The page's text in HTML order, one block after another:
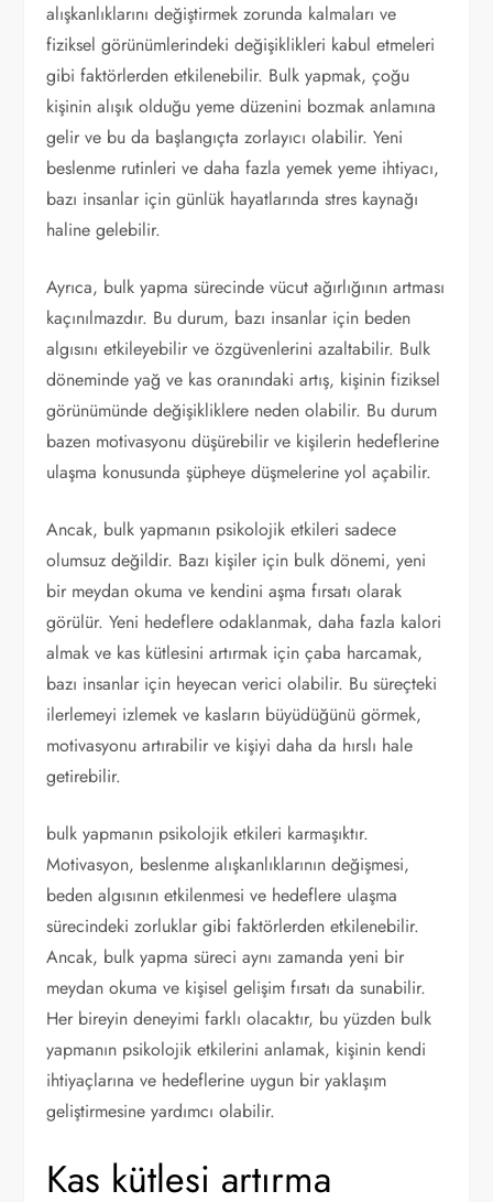
alışkanlıklarını değiştirmek zorunda kalmaları ve
fiziksel görünümlerindeki değişiklikleri kabul etmeleri
gibi faktörlerden etkilenebilir. Bulk yapmak, çoğu
kişinin alışık olduğu yeme düzenini bozmak anlamına
gelir ve bu da başlangıçta zorlayıcı olabilir. Yeni
beslenme rutinleri ve daha fazla yemek yeme ihtiyacı,
bazı insanlar için günlük hayatlarında stres kaynağı
haline gelebilir.
Ayrıca, bulk yapma sürecinde vücut ağırlığının artması
kaçınılmazdır. Bu durum, bazı insanlar için beden
algısını etkileyebilir ve özgüvenlerini azaltabilir. Bulk
döneminde yağ ve kas oranındaki artış, kişinin fiziksel
görünümünde değişikliklere neden olabilir. Bu durum
bazen motivasyonu düşürebilir ve kişilerin hedeflerine
ulaşma konusunda şüpheye düşmelerine yol açabilir.
Ancak, bulk yapmanın psikolojik etkileri sadece
olumsuz değildir. Bazı kişiler için bulk dönemi, yeni
bir meydan okuma ve kendini aşma fırsatı olarak
görülür. Yeni hedeflere odaklanmak, daha fazla kalori
almak ve kas kütlesini artırmak için çaba harcamak,
bazı insanlar için heyecan verici olabilir. Bu süreçteki
ilerlemeyi izlemek ve kasların büyüdüğünü görmek,
motivasyonu artırabilir ve kişiyi daha da hırslı hale
getirebilir.
bulk yapmanın psikolojik etkileri karmaşıktır.
Motivasyon, beslenme alışkanlıklarının değişmesi,
beden algısının etkilenmesi ve hedeflere ulaşma
sürecindeki zorluklar gibi faktörlerden etkilenebilir.
Ancak, bulk yapma süreci aynı zamanda yeni bir
meydan okuma ve kişisel gelişim fırsatı da sunabilir.
Her bireyin deneyimi farklı olacaktır, bu yüzden bulk
yapmanın psikolojik etkilerini anlamak, kişinin kendi
ihtiyaçlarına ve hedeflerine uygun bir yaklaşım
geliştirmesine yardımcı olabilir.
Kas kütlesi artırma